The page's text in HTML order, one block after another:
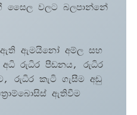
සෛල වලට බලපාන්නේ
ඇති ඇමයිනෝ අම්ල සහ
රුධිර පීඩනය, රුධිර
රුධිර කැටි ගැසීම අඩු
ඇතිවීම